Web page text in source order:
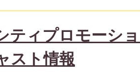
ティプロモーシ
スト情報